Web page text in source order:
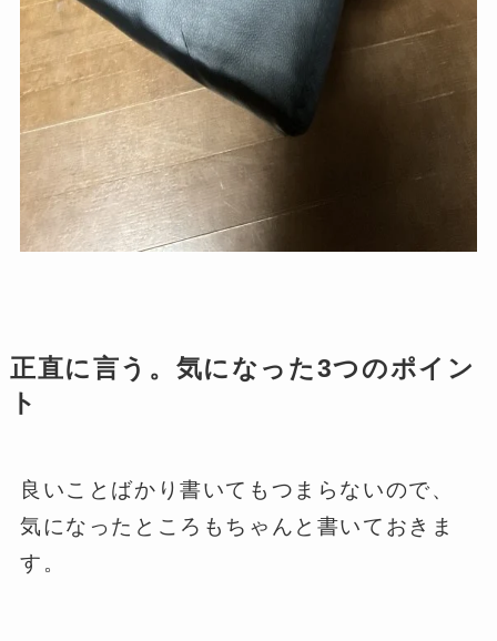
正直に言う。気になった3つのポイン
ト
良いことばかり書いてもつまらないので、
気になったところもちゃんと書いておきま
す。